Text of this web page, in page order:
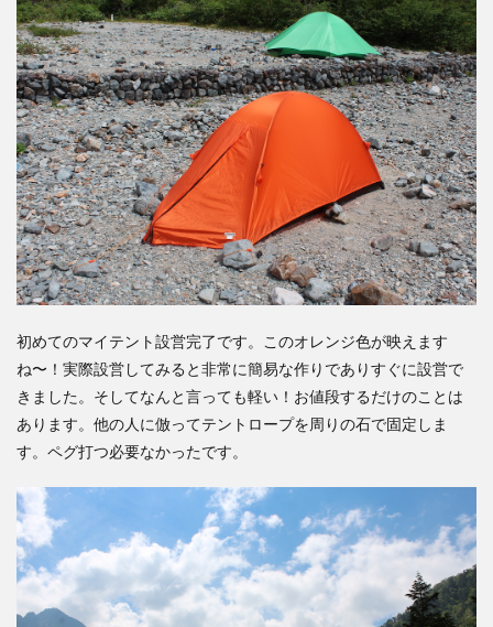
初めてのマイテント設営完了です。このオレンジ色が映えます
ね〜！実際設営してみると非常に簡易な作りでありすぐに設営で
きました。そしてなんと言っても軽い ！お値段するだけのことは
あります。他の人に倣ってテントロープを周りの石で固定しま
す。ペグ打つ必要なかったです。